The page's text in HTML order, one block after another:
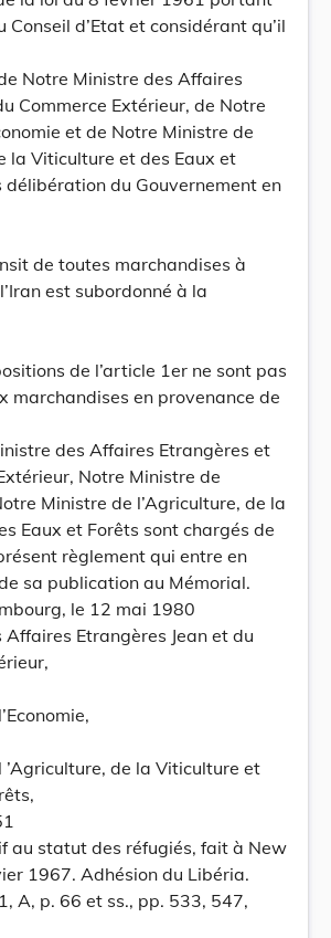
d’Etat et considérant qu’il
Notre Ministre des Affaires
Commerce Extérieur, de Notre
et de Notre Ministre de
la Viticulture et des Eaux et
délibération du Gouvernement en
de toutes marchandises à
est subordonné à la
de l’article 1er ne sont pas
marchandises en provenance de
des Affaires Etrangères et
Notre Ministre de
Ministre de l’Agriculture, de la
Eaux et Forêts sont chargés de
règlement qui entre en
sa publication au Mémorial.
le 12 mai 1980
Affaires Etrangères Jean et du
’Agriculture, de la Viticulture et
au statut des réfugiés, fait à New
1967. Adhésion du Libéria.
A, p. 66 et ss., pp. 533, 547,